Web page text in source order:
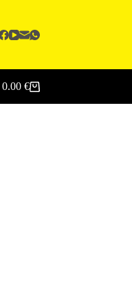
Carro
de
0.00 €